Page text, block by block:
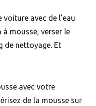
avec de l’eau
à mousse, verser le
de nettoyage. Et
avec votre
de la mousse sur